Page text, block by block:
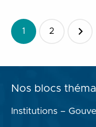
Pagination
des
1 2
Nos blocs
Institutions –